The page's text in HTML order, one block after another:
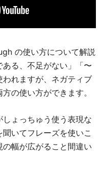
の使い方について解説
る、不足がない」「〜
れますが、ネガティブ
の使い方ができます。
ょっちゅう使う表現な
いてフレーズを使いこ
幅が広がること間違い